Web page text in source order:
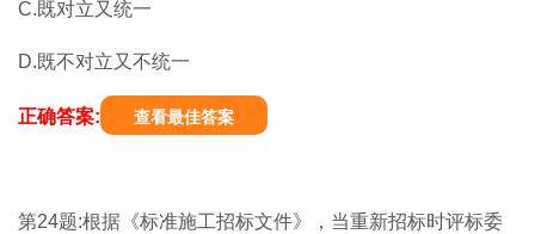
C.既对立又统一
D.既不对立又不统一
正确答案: 查看最佳答案
第24题:根据《标准施工招标文件》，当重新招标时评标委